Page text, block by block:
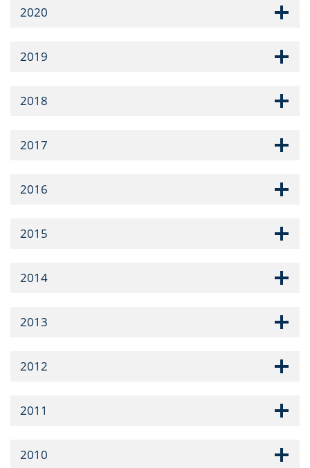
2020
2019
2018
2017
2016
2015
2014
2013
2012
2011
2010